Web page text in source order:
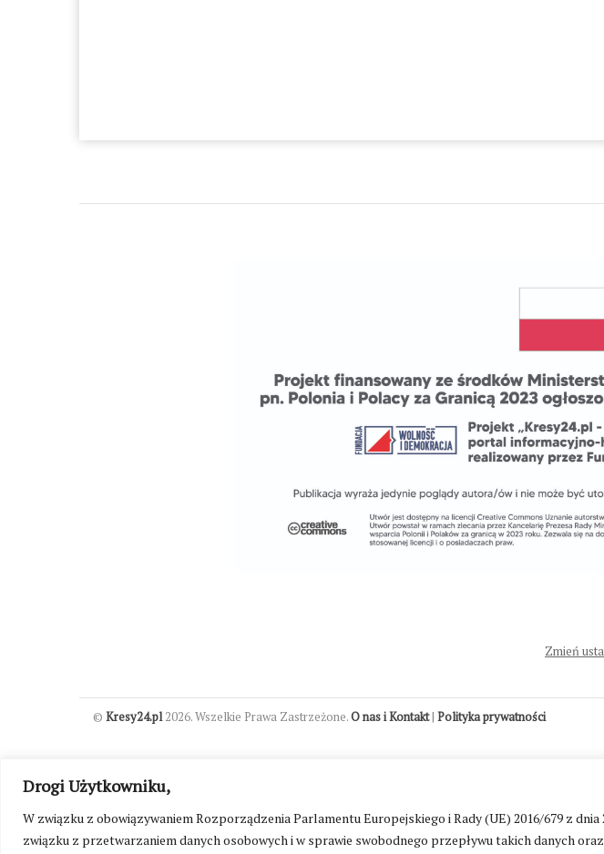
Drogi Użytkowniku,
W związku z obowiązywaniem Rozporządzenia Parlamentu Europejskiego i Rady (UE) 2016/679 z
związku z przetwarzaniem danych osobowych i w sprawie swobodnego przepływu takich danych
Zmień
© Kresy24.pl2026. Wszelkie Prawa Zastrzeżone.O nas i Kontakt| Polityka prywatności